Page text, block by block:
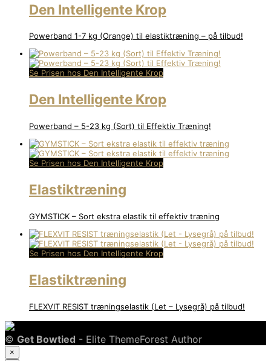
Den Intelligente Krop
Powerband 1-7 kg (Orange) til elastiktræning – på tilbud!
Se Prisen hos Den Intelligente Krop
Den Intelligente Krop
Powerband – 5-23 kg (Sort) til Effektiv Træning!
Se Prisen hos Den Intelligente Krop
Elastiktræning
GYMSTICK – Sort ekstra elastik til effektiv træning
Se Prisen hos Den Intelligente Krop
Elastiktræning
FLEXVIT RESIST træningselastik (Let – Lysegrå) på tilbud!
© Get Bowtied - Elite ThemeForest Author
×